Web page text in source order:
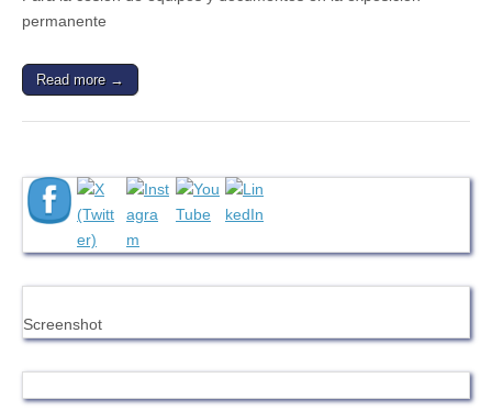
permanente
Read more →
Screenshot